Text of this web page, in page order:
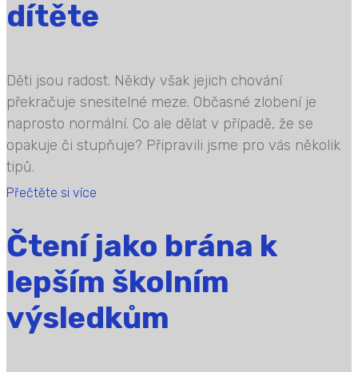
dítěte
Děti jsou radost. Někdy však jejich chování
překračuje snesitelné meze. Občasné zlobení je
naprosto normální. Co ale dělat v případě, že se
opakuje či stupňuje? Připravili jsme pro vás několik
tipů.
Přečtěte si více
Čtení jako brána k
lepším školním
výsledkům